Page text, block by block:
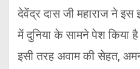
देवेंद्र दास जी महाराज ने
में दुनिया के सामने पेश किया
इसी तरह अवाम की सेहत,